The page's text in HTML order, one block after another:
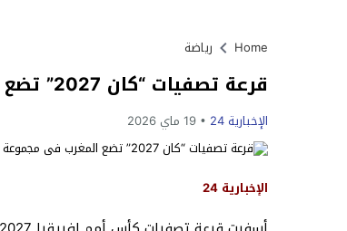
Home رياضة
قرعة تصفيات “كان 2027” تضع المغرب في مجموعة الغابون والنيجر وليسوتو
الإخبارية 24 19 ماي 2026
الإخبارية 24